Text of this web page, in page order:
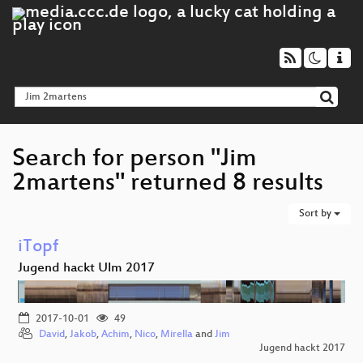
Search for person "Jim
2martens" returned 8 results
Sort by
iTopf
Jugend hackt Ulm 2017
2017-10-01
49
David, Jakob, Achim, Nico, Mirella and Jim
Jugend hackt 2017